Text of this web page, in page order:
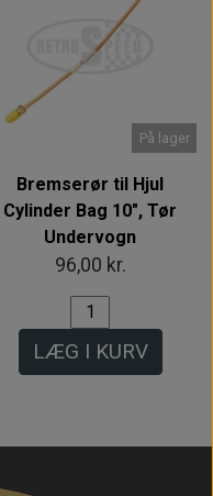
På lager
Bremserør til Hjul
Cylinder Bag 10", Tør
Undervogn
96,00 kr.
LÆG I KURV